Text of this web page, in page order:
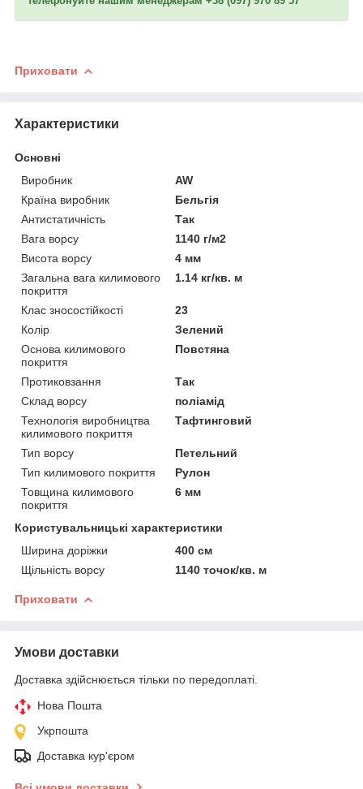
Приховати
Характеристики
Основні
Виробник
AW
Країна виробник
Бельгія
Антистатичність
Так
Вага ворсу
1140 г/м2
Висота ворсу
4 мм
Загальна вага килимового
покриття
1.14 кг/кв. м
Клас зносостійкості
23
Колір
Зелений
Основа килимового
покриття
Повстяна
Протиковзання
Так
Склад ворсу
поліамід
Технологія виробництва
килимового покриття
Тафтинговий
Тип ворсу
Петельний
Тип килимового покриття
Рулон
Товщина килимового
покриття
6 мм
Користувальницькі характеристики
Ширина доріжки
400 см
Щільність ворсу
1140 точок/кв. м
Приховати
Умови доставки
Доставка здійснюється тільки по передоплаті.
Нова Пошта
Укрпошта
Доставка кур'єром